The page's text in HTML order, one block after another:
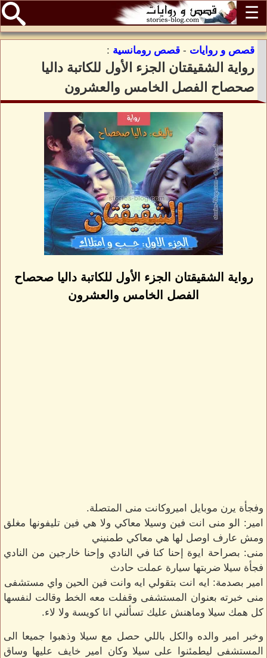
☰
قصص و روايات - قصص رومانسية :
رواية الشقيقتان الجزء الأول للكاتبة داليا
صحصاح الفصل الخامس والعشرون
رواية الشقيقتان الجزء الأول للكاتبة داليا صحصاح
الفصل الخامس والعشرون
وفجأة يرن موبايل اميروكانت منى المتصلة.
امير: الو منى انت فين وسيلا معاكي ولا هي فين تليفونها مغلق
ومش عارف اوصل لها هي معاكي طمنيني
منى: بصراحة ايوة إحنا كنا في النادي وإحنا خارجين من النادي
فجأة سيلا ضربتها سيارة عملت حادث
امير بصدمة: ايه انت بتقولي ايه وانت فين الحين واي مستشفى
منى خبرته بعنوان المستشفى وقفلت معه الخط وقالت لنفسها
كل همك سيلا وماهنش عليك تسألني انا كويسة ولا لاء.
وخبر امير والده والكل باللي حصل مع سيلا وذهبوا جميعا الى
المستشفى ليطمئنوا على سيلا وكان امير خايف عليها وساق